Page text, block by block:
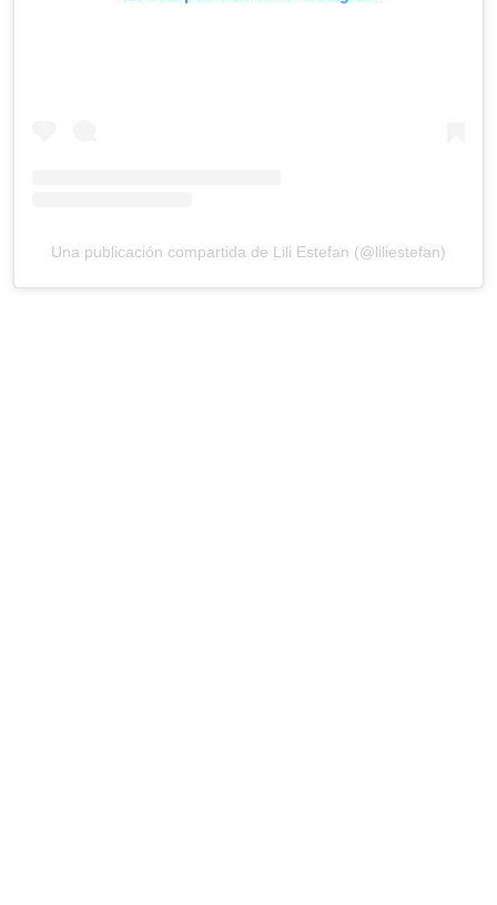
Una publicación compartida de Lili Estefan (@liliestefan)